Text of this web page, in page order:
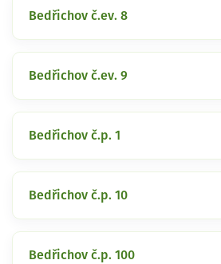
Bedřichov č.ev. 8
Bedřichov č.ev. 9
Bedřichov č.p. 1
Bedřichov č.p. 10
Bedřichov č.p. 100